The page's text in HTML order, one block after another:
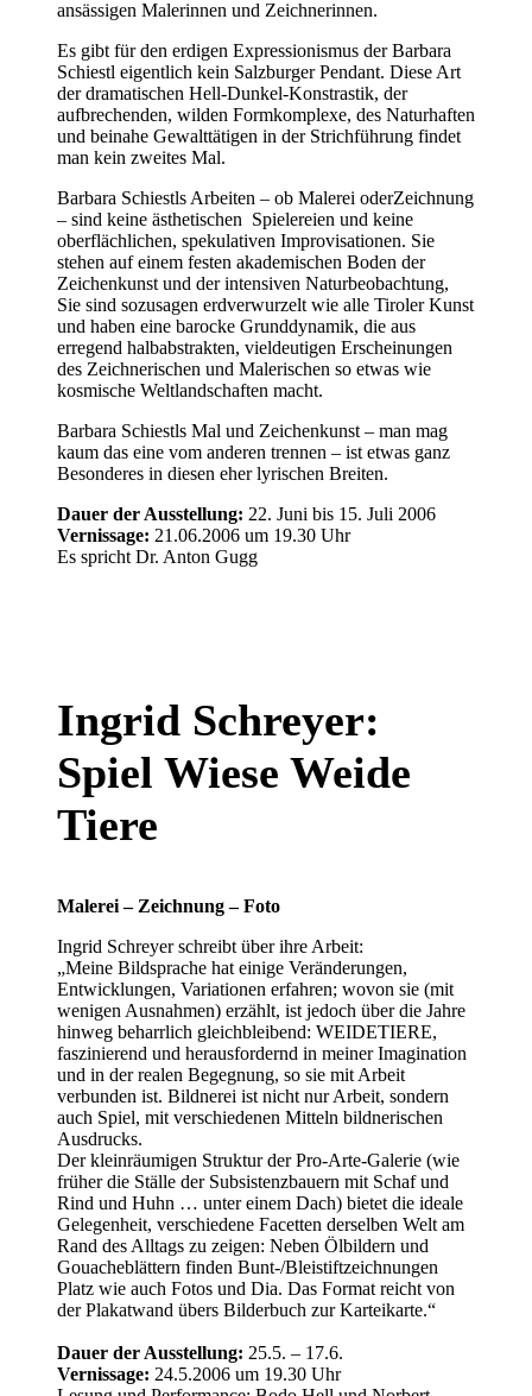
ansässigen Malerinnen und Zeichnerinnen.
Es gibt für den erdigen Expressionismus der Barbara
Schiestl eigentlich kein Salzburger Pendant. Diese Art
der dramatischen Hell-Dunkel-Konstrastik, der
aufbrechenden, wilden Formkomplexe, des Naturhaften
und beinahe Gewalttätigen in der Strichführung findet
man kein zweites Mal.
Barbara Schiestls Arbeiten – ob Malerei oderZeichnung
– sind keine ästhetischen Spielereien und keine
oberflächlichen, spekulativen Improvisationen. Sie
stehen auf einem festen akademischen Boden der
Zeichenkunst und der intensiven Naturbeobachtung,
Sie sind sozusagen erdverwurzelt wie alle Tiroler Kunst
und haben eine barocke Grunddynamik, die aus
erregend halbabstrakten, vieldeutigen Erscheinungen
des Zeichnerischen und Malerischen so etwas wie
kosmische Weltlandschaften macht.
Barbara Schiestls Mal und Zeichenkunst – man mag
kaum das eine vom anderen trennen – ist etwas ganz
Besonderes in diesen eher lyrischen Breiten.
Dauer der Ausstellung: 22. Juni bis 15. Juli 2006
Vernissage: 21.06.2006 um 19.30 Uhr
Es spricht Dr. Anton Gugg
Ingrid Schreyer:
Spiel Wiese Weide
Tiere
Malerei – Zeichnung – Foto
Ingrid Schreyer schreibt über ihre Arbeit:
„Meine Bildsprache hat einige Veränderungen,
Entwicklungen, Variationen erfahren; wovon sie (mit
wenigen Ausnahmen) erzählt, ist jedoch über die Jahre
hinweg beharrlich gleichbleibend: WEIDETIERE,
faszinierend und herausfordernd in meiner Imagination
und in der realen Begegnung, so sie mit Arbeit
verbunden ist. Bildnerei ist nicht nur Arbeit, sondern
auch Spiel, mit verschiedenen Mitteln bildnerischen
Ausdrucks.
Der kleinräumigen Struktur der Pro-Arte-Galerie (wie
früher die Ställe der Subsistenzbauern mit Schaf und
Rind und Huhn … unter einem Dach) bietet die ideale
Gelegenheit, verschiedene Facetten derselben Welt am
Rand des Alltags zu zeigen: Neben Ölbildern und
Gouacheblättern finden Bunt-/Bleistiftzeichnungen
Platz wie auch Fotos und Dia. Das Format reicht von
der Plakatwand übers Bilderbuch zur Karteikarte.“
Dauer der Ausstellung: 25.5. – 17.6.
Vernissage: 24.5.2006 um 19.30 Uhr